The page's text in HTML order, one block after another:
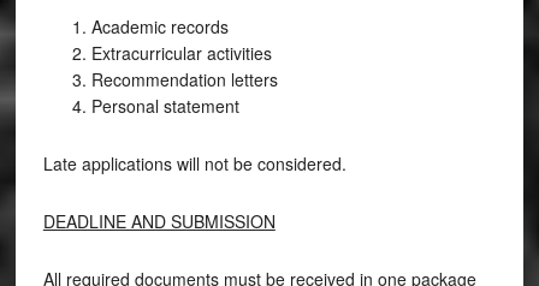
Academic records
Extracurricular activities
Recommendation letters
Personal statement
Late applications will not be considered.
DEADLINE AND SUBMISSION
All required documents must be received in one package